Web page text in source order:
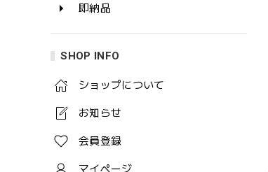
即納品
SHOP INFO
ショップについて
お知らせ
会員登録
マイページ